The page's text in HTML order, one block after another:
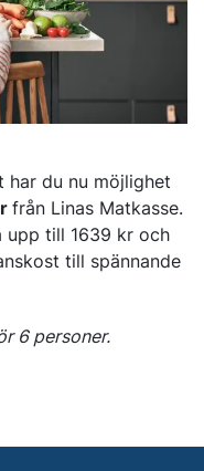
har du nu möjlighet
från Linas Matkasse.
upp till 1639 kr och
till spännande
6 personer.